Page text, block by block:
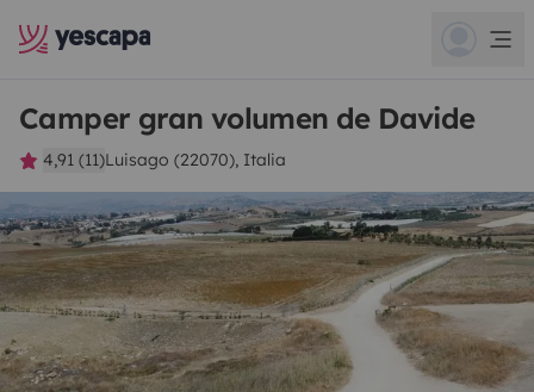
Camper gran volumen de Davide
4,91 (11)Luisago (22070), Italia